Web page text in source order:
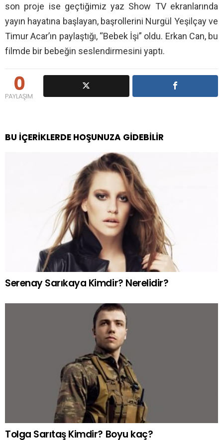
son proje ise geçtiğimiz yaz Show TV ekranlarında
yayın hayatına başlayan, başrollerini Nurgül Yeşilçay ve
Timur Acar’ın paylaştığı, “Bebek İşi” oldu. Erkan Can, bu
filmde bir bebeğin seslendirmesini yaptı.
0
PAYLAŞIM
BU İÇERIKLERDE HOŞUNUZA GIDEBILIR
Serenay Sarıkaya Kimdir? Nerelidir?
Tolga Sarıtaş Kimdir? Boyu kaç?